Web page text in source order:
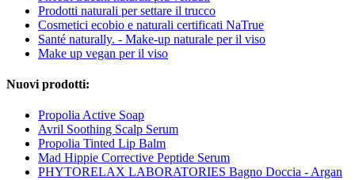
Prodotti naturali per settare il trucco
Cosmetici ecobio e naturali certificati NaTrue
Santé naturally. - Make-up naturale per il viso
Make up vegan per il viso
Nuovi prodotti:
Propolia Active Soap
Avril Soothing Scalp Serum
Propolia Tinted Lip Balm
Mad Hippie Corrective Peptide Serum
PHYTORELAX LABORATORIES Bagno Doccia - Argan